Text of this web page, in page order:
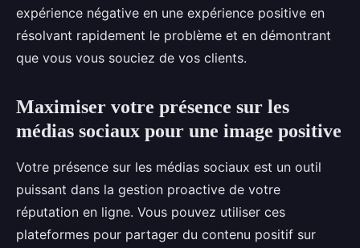
expérience négative en une expérience positive en
résolvant rapidement le problème et en démontrant
que vous vous souciez de vos clients.
Maximiser votre présence sur les
médias sociaux pour une image positive
Votre présence sur les médias sociaux est un outil
puissant dans la gestion proactive de votre
réputation en ligne. Vous pouvez utiliser ces
plateformes pour partager du contenu positif sur